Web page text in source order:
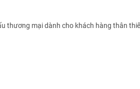
thương mại dành cho khách hàng thân